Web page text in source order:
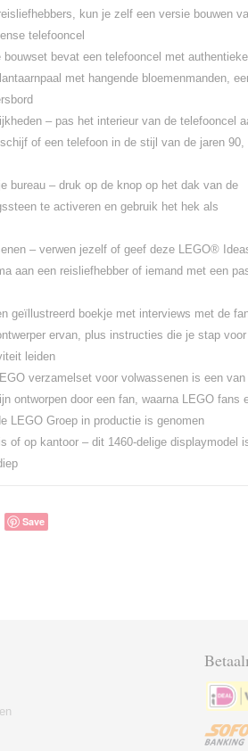
kun je zelf een versie bouwen
telefooncel
bevat een telefooncel met authentieke
met hangende bloemenmanden,
– pas het interieur van de telefooncel
of een telefoon in de stijl van de jaren 90,
bureau – druk op de knop op het dak van de
te activeren en gebruik het hek als
– verwen jezelf of geef deze LEGO®
aan een reisliefhebber of iemand met een
geïllustreerd boekje met interviews met de
ervan, plus instructies die je stap voor
leiden
verzamelset voor volwassenen is een van
ontworpen door een fan, waarna LEGO fans
LEGO Groep in productie is genomen
of op kantoor – dit 1460-delige displaymodel
Save